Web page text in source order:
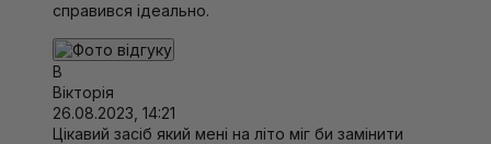
справився ідеально.
В
Вікторія
26.08.2023, 14:21
Цікавий засіб який мені на літо міг би замінити